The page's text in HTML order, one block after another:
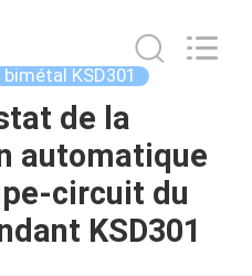
KSD301
de la
automatique
circuit du
KSD301